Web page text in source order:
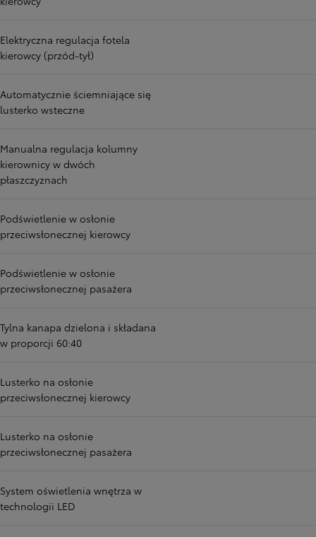
Elektryczna regulacja fotela
kierowcy (przód-tył)
Automatycznie ściemniające się
lusterko wsteczne
Manualna regulacja kolumny
kierownicy w dwóch
płaszczyznach
Podświetlenie w osłonie
przeciwsłonecznej kierowcy
Podświetlenie w osłonie
przeciwsłonecznej pasażera
Tylna kanapa dzielona i składana
w proporcji 60:40
Lusterko na osłonie
przeciwsłonecznej kierowcy
Lusterko na osłonie
przeciwsłonecznej pasażera
System oświetlenia wnętrza w
technologii LED